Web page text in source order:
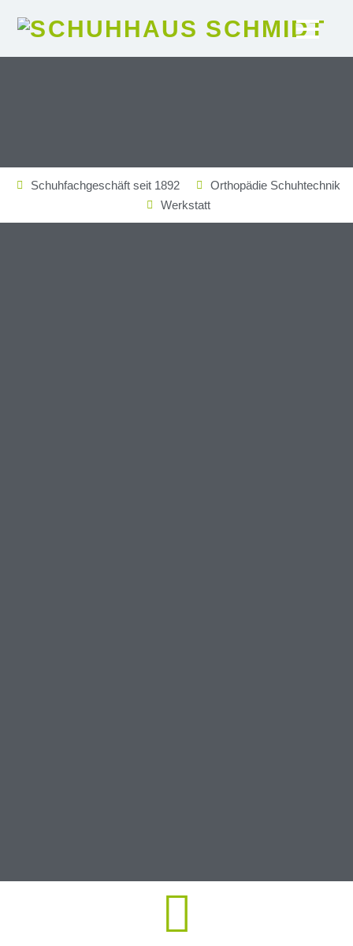
Schuhfachgeschäft seit 1892
Orthopädie Schuhtechnik
Werkstatt